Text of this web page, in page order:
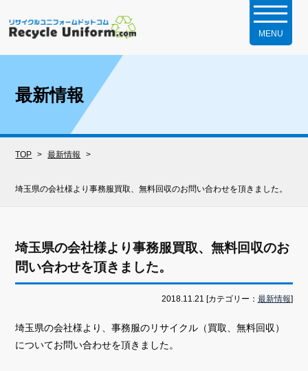
最新情報
TOP 最新情報
埼玉県の会社様より事務服買取、無料回収のお問い合わせを頂きました。
埼玉県の会社様より事務服買取、無料回収のお
問い合わせを頂きました。
2018.11.21 [カテゴリー： 最新情報]
埼玉県の会社様より、事務服のリサイクル（買取、無料回収）
についてお問い合わせを頂きました。